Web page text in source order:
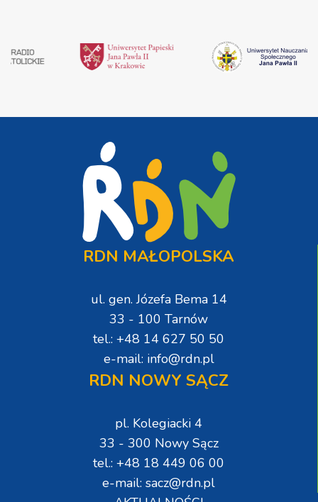
RDN MAŁOPOLSKA
ul. gen. Józefa Bema 14
33 - 100 Tarnów
tel.: +48 14 627 50 50
e-mail: info@rdn.pl
RDN NOWY SĄCZ
pl. Kolegiacki 4
33 - 300 Nowy Sącz
tel.: +48 18 449 06 00
e-mail: sacz@rdn.pl